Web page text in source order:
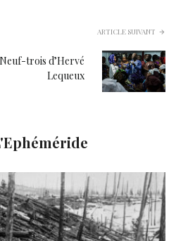
ARTICLE SUIVANT
trois d’Hervé
Lequeux